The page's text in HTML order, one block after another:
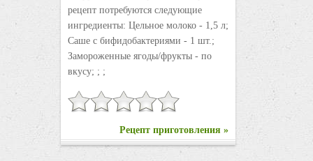
рецепт потребуются следующие
ингредиенты: Цельное молоко - 1,5 л;
Саше с бифидобактериями - 1 шт.;
Замороженные ягоды/фрукты - по
вкусу; ; ;
Рецепт приготовления »